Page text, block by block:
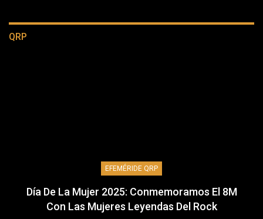
QRP
EFEMÉRIDE QRP
Día De La Mujer 2025: Conmemoramos El 8M
Con Las Mujeres Leyendas Del Rock